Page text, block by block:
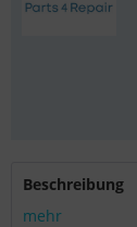
Beschreibung
mehr